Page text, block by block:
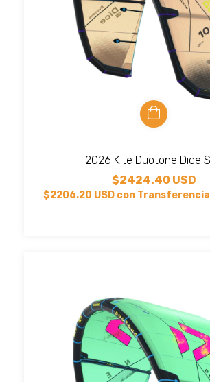
2026 Kite Duotone Dice
$2424.40 USD
$2206.20 USD con